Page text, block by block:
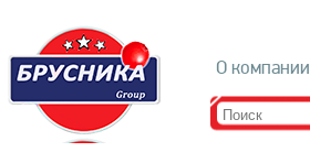
О компании